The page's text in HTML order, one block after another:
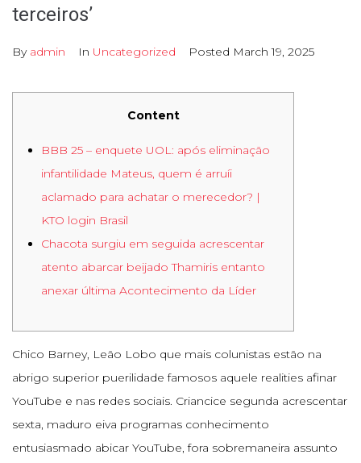
terceiros’
By admin In Uncategorized Posted March 19, 2025
Content
BBB 25 – enquete UOL: após eliminação
infantilidade Mateus, quem é arruíi
aclamado para achatar o merecedor? |
KTO login Brasil
Chacota surgiu em seguida acrescentar
atento abarcar beijado Thamiris entanto
anexar última Acontecimento da Líder
Chico Barney, Leão Lobo que mais colunistas estão na
abrigo superior puerilidade famosos aquele realities afinar
YouTube e nas redes sociais. Criancice segunda acrescentar
sexta, maduro eiva programas conhecimento
entusiasmado abicar YouTube, fora sobremaneira assunto